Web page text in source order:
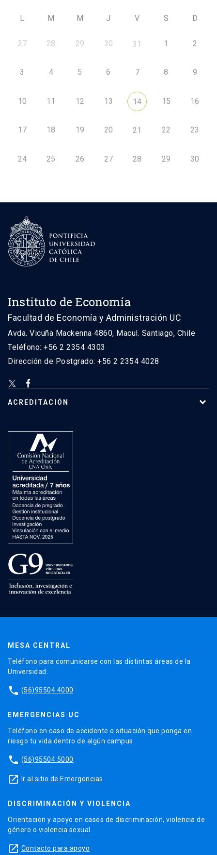
L M M J V S D
27 28 29 30 31 1 2
3 4 5 6 7 8 9
10 11 12 13 14 15 16
17 18 19 20 21 22 23
24 25 26 27 28 29 30
Instituto de Economía
Facultad de Economía y Administración UC
Avda. Vicuña Mackenna 4860, Macul. Santiago, Chile
Teléfono: +56 2 2354 4303
Dirección de Postgrado: +56 2 2354 4028
ACREDITACIÓN
MESA CENTRAL
Teléfono para comunicarse con las distintas áreas de la
Universidad.
phone (56)95504 4000
EMERGENCIAS UC
Teléfono en caso de accidente o situación que ponga en
riesgo tu vida dentro de algún campus.
phone (56)95504 5000
launch Ir al sitio de Emergencias
DISCRIMINACIÓN Y VIOLENCIA
Orientación y apoyo en casos de discriminación, violencia de
género o violencia sexual.
launch Contacto para apoyo